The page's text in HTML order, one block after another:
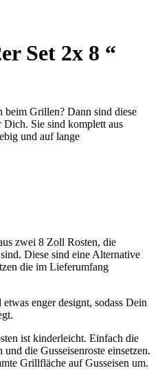
Set 2x 8 “
beim Grillen? Dann sind diese
Sie sind komplett aus
und auf lange
zwei 8 Zoll Rosten, die
Diese sind eine Alternative
die im Lieferumfang
enger designt, sodass Dein
ist kinderleicht. Einfach die
die Gusseisenroste einsetzen.
Grillfläche auf Gusseisen um.